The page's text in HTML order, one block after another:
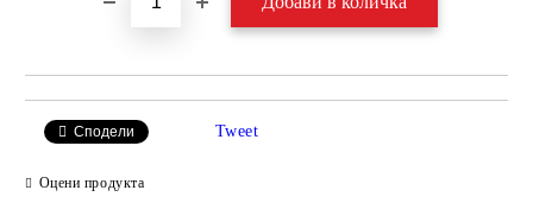
Сподели Tweet
Оцени продукта